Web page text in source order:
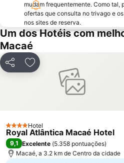
mudam frequentemente. Como tal,
ofertas que consulta no trivago e
nos sites de reserva.
Um dos Hotéis com
Macaé
PartilharAdicionar aos favoritos
4 Estrelas
Hotel
Royal Atlântica Macaé Hotel
9,1 Excelente (5.358 pontuações)
Macaé, a 3.2 km de Centro da cidade